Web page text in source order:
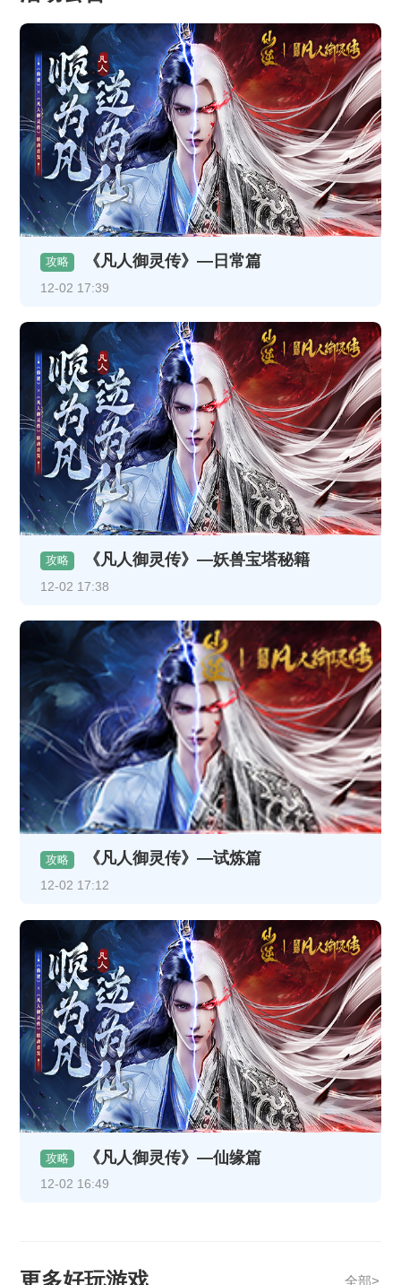
攻略 《凡人御灵传》—日常篇
12-02 17:39
攻略 《凡人御灵传》—妖兽宝塔秘籍
12-02 17:38
攻略 《凡人御灵传》—试炼篇
12-02 17:12
攻略 《凡人御灵传》—仙缘篇
12-02 16:49
全部>